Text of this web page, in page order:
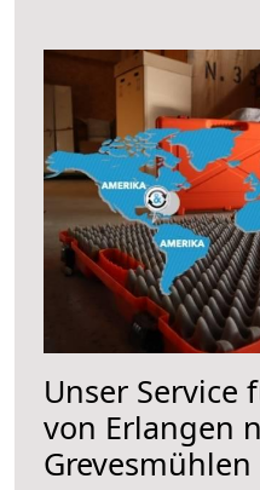
Unser Service
von Erlangen
Grevesmühlen